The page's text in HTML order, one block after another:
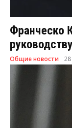
Франческо
Общие новости